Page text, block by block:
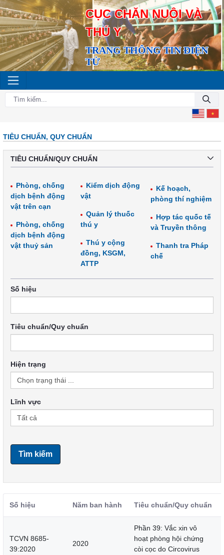
CỤC CHĂN NUÔI VÀ
THÚ Y
TRANG THÔNG TIN ĐIỆN
TỬ
TIÊU CHUẨN, QUY CHUẨN
TIÊU CHUẨN/QUY CHUẨN
Phòng, chống
dịch bệnh động
vật trên cạn
Phòng, chống
dịch bệnh động
vật thuỷ sản
Kiểm dịch động
vật
Quản lý thuốc
thú y
Thú y cộng
đồng, KSGM,
ATTP
Kế hoạch,
phòng thí nghiệm
Hợp tác quốc tế
và Truyền thông
Thanh tra Pháp
chế
Số hiệu
Tiêu chuẩn/Quy chuẩn
Hiện trạng
Lĩnh vực
Tìm kiếm
Số hiệu Năm ban hành Tiêu chuẩn/Quy chuẩn
TCVN 8685-
39:2020
2020
Phần 39: Vắc xin vô
hoạt phòng hội chứng
còi cọc do Circovirus